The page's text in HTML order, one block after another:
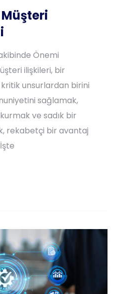
Müşteri
Önemi
ilişkileri, bir
unsurlardan birini
sağlamak,
ve sadık bir
rekabetçi bir avantaj